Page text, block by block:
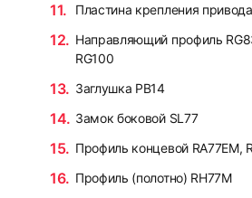
Пластина крепления
Направляющий профиль
RG100
Заглушка PB14
Замок боковой SL77
Профиль концевой RA77EM,
Профиль (полотно) RH77M